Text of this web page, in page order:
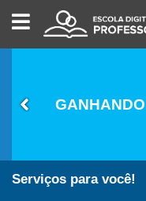
ESCOLA
DIGITAL
-
PROFESSOR
Serviços para você!